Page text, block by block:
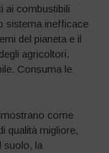
ai combustibili
sistema inefficace
del pianeta e il
agricoltori.
Consuma le
come
qualità migliore,
suolo, la